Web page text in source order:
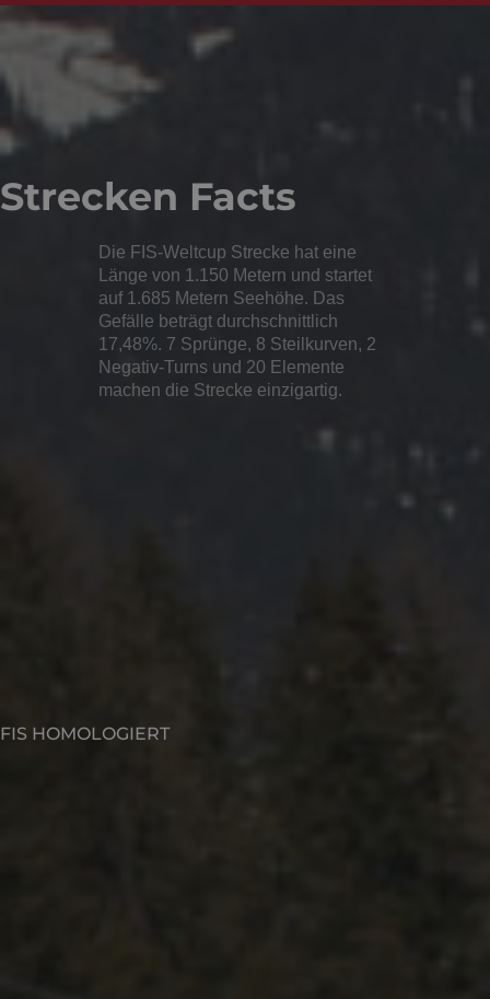
Strecken Facts
Die FIS-Weltcup Strecke hat eine
Länge von 1.150 Metern und startet
auf 1.685 Metern Seehöhe. Das
Gefälle beträgt durchschnittlich
17,48%. 7 Sprünge, 8 Steilkurven, 2
Negativ-Turns und 20 Elemente
machen die Strecke einzigartig.
FIS HOMOLOGIERT